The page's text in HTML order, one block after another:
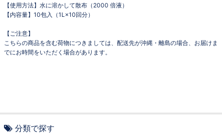
【使用方法】水に溶かして散布（2000 倍液）
【内容量】10包入（1L×10回分）
【ご注意】
こちらの商品を含む荷物につきましては、配送先が沖縄・離島の場合、お届けま
でにお時間をいただく場合があります。
分類で探す